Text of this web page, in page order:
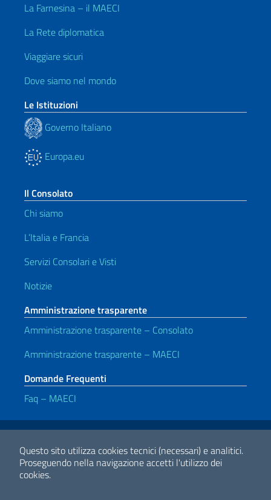
Questo sito utilizza cookies tecnici (necessari) e analitici.
Proseguendo nella navigazione accetti l'utilizzo dei
cookies.
La Farnesina – il MAECI
La Rete diplomatica
Viaggiare sicuri
Dove siamo nel mondo
Le Istituzioni
Governo Italiano
Europa.eu
Il Consolato
Chi siamo
L’Italia e Francia
Servizi Consolari e Visti
Notizie
Amministrazione trasparente
Amministrazione trasparente – Consolato
Amministrazione trasparente – MAECI
Domande Frequenti
Faq – MAECI
Link Utili